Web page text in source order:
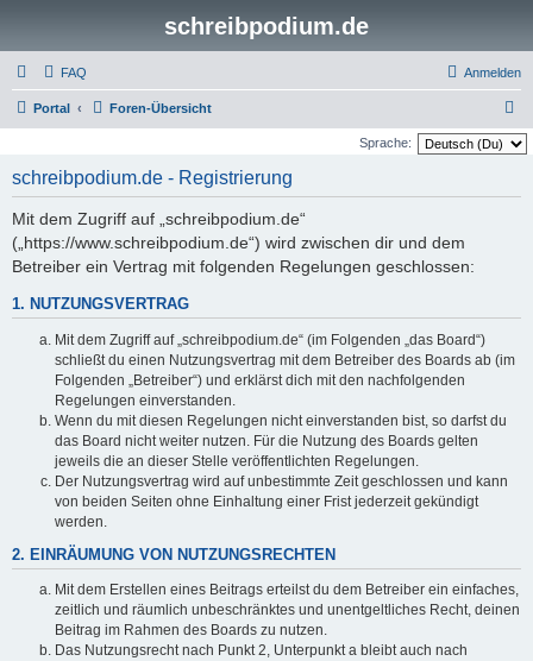
schreibpodium.de
FAQ Anmelden
Portal Foren-Übersicht
u
Sprache:
schreibpodium.de - Registrierung
Mit dem Zugriff auf „schreibpodium.de“
(„https://www.schreibpodium.de“) wird zwischen dir und dem
Betreiber ein Vertrag mit folgenden Regelungen geschlossen:
1. NUTZUNGSVERTRAG
Mit dem Zugriff auf „schreibpodium.de“ (im Folgenden „das Board“)
schließt du einen Nutzungsvertrag mit dem Betreiber des Boards ab (im
Folgenden „Betreiber“) und erklärst dich mit den nachfolgenden
Regelungen einverstanden.
Wenn du mit diesen Regelungen nicht einverstanden bist, so darfst du
das Board nicht weiter nutzen. Für die Nutzung des Boards gelten
jeweils die an dieser Stelle veröffentlichten Regelungen.
Der Nutzungsvertrag wird auf unbestimmte Zeit geschlossen und kann
von beiden Seiten ohne Einhaltung einer Frist jederzeit gekündigt
werden.
2. EINRÄUMUNG VON NUTZUNGSRECHTEN
Mit dem Erstellen eines Beitrags erteilst du dem Betreiber ein einfaches,
zeitlich und räumlich unbeschränktes und unentgeltliches Recht, deinen
Beitrag im Rahmen des Boards zu nutzen.
Das Nutzungsrecht nach Punkt 2, Unterpunkt a bleibt auch nach